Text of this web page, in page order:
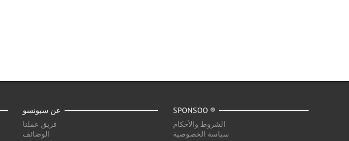
عن سبونسو
فريق عملنا
الوضائف
SPONSOO ®
الشروط والأحكام
سياسة الخصوصية